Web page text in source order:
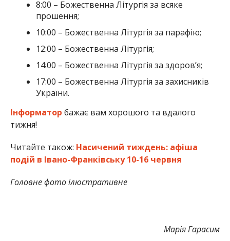
8:00 – Божественна Літургія за всяке
прошення;
10:00 – Божественна Літургія за парафію;
12:00 – Божественна Літургія;
14:00 – Божественна Літургія за здоров’я;
17:00 – Божественна Літургія за захисників
України.
Інформатор бажає вам хорошого та вдалого
тижня!
Читайте також: Насичений тиждень: афіша
подій в Івано-Франківську 10-16 червня
Головне фото ілюстративне
Марія Гарасим